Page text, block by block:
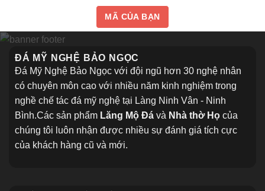
MÃ CỦA BẠN
ĐÁ MỸ NGHỆ BẢO NGỌC
Đá Mỹ Nghệ Bảo Ngọc với đội ngũ hơn 30 nghệ nhân
có chuyên môn cao với nhiều năm kinh nghiệm trong
nghề chế tác đá mỹ nghệ tại Làng Ninh Vân - Ninh
Bình.Các sản phẩm Lăng Mộ Đá và Nhà thờ Họ của
chúng tôi luôn nhận được nhiều sự đánh giá tích cực
của khách hàng cũ và mới.